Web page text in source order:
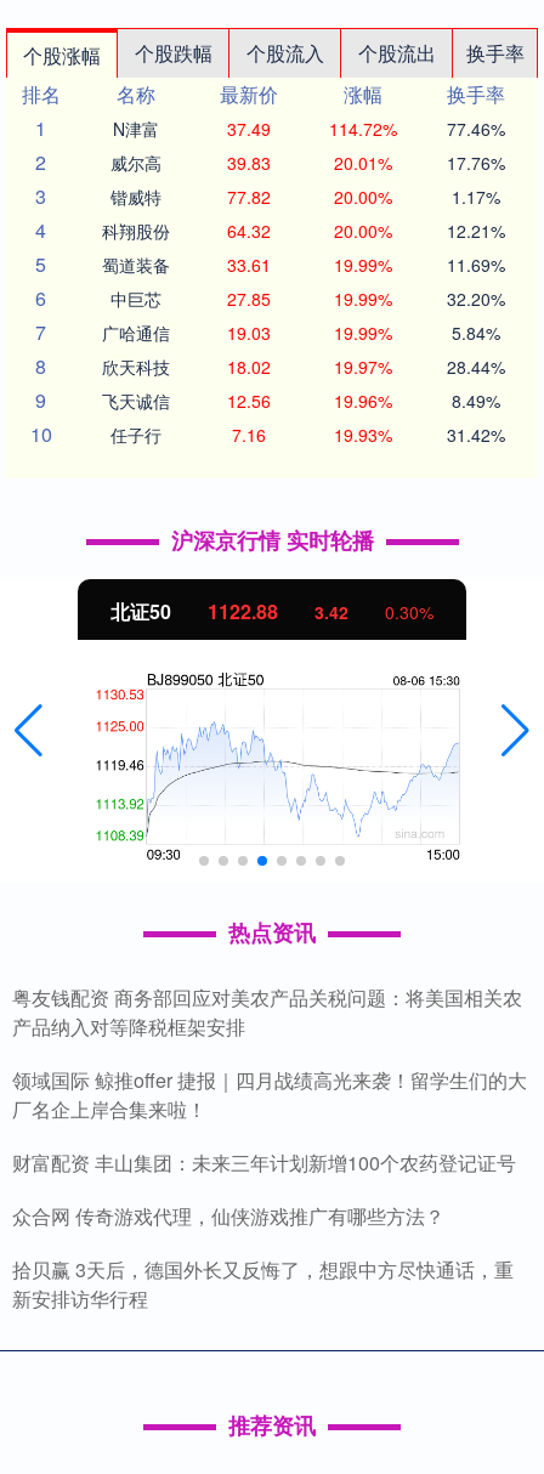
个股涨幅 个股跌幅 个股流入 个股流出
换手率
排名
名称 最新价 涨幅
换手率
1
N津富 37.49 114.72% 77.46%
2 威尔高 39.83 20.01% 17.76%
3 锴威特 77.82 20.00% 1.17%
4 科翔股份 64.32 20.00% 12.21%
5 蜀道装备 33.61 19.99% 11.69%
6 中巨芯 27.85 19.99% 32.20%
7 广哈通信 19.03 19.99% 5.84%
8 欣天科技 18.02 19.97% 28.44%
9 飞天诚信 12.56 19.96% 8.49%
10 任子行 7.16 19.93% 31.42%
沪深京行情 实时轮播
北证50 1122.88 3.42 0.30%
热点资讯
粤友钱配资 商务部回应对美农产品关税问题：将美国相关农
产品纳入对等降税框架安排
领域国际 鲸推offer 捷报｜四月战绩高光来袭！留学生们的大
厂名企上岸合集来啦！
财富配资 丰山集团：未来三年计划新增100个农药登记证号
众合网 传奇游戏代理，仙侠游戏推广有哪些方法？
拾贝赢 3天后，德国外长又反悔了，想跟中方尽快通话，重
新安排访华行程
推荐资讯